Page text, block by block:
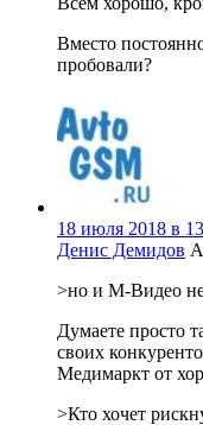
Вместо
пробовали?
18 июля 2018 в
Денис Демидов
>но и М-Видео не
Думаете просто
своих
Медимаркт от
>Кто хочет